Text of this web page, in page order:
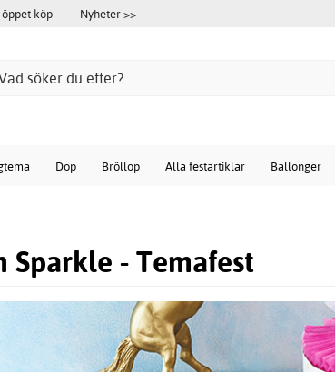
köp Nyheter >>
Dop Bröllop Alla festartiklar Ballonger
Sparkle - Temafest